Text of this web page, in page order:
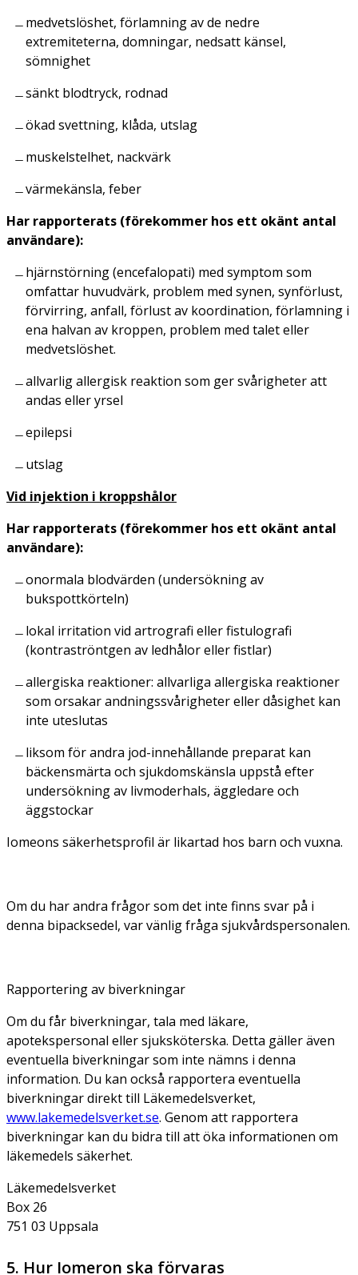
medvetslöshet, förlamning av de nedre
extremiteterna, domningar, nedsatt känsel,
sömnighet
sänkt blodtryck, rodnad
ökad svettning, klåda, utslag
muskelstelhet, nackvärk
värmekänsla, feber
Har rapporterats (förekommer hos ett okänt antal
användare):
hjärnstörning (encefalopati) med symptom som
omfattar huvudvärk, problem med synen, synförlust,
förvirring, anfall, förlust av koordination, förlamning i
ena halvan av kroppen, problem med talet eller
medvetslöshet.
allvarlig allergisk reaktion som ger svårigheter att
andas eller yrsel
epilepsi
utslag
Vid injektion i kroppshålor
Har rapporterats (förekommer hos ett okänt antal
användare):
onormala blodvärden (undersökning av
bukspottkörteln)
lokal irritation vid artrografi eller fistulografi
(kontraströntgen av ledhålor eller fistlar)
allergiska reaktioner: allvarliga allergiska reaktioner
som orsakar andningssvårigheter eller dåsighet kan
inte uteslutas
liksom för andra jod-innehållande preparat kan
bäckensmärta och sjukdomskänsla uppstå efter
undersökning av livmoderhals, äggledare och
äggstockar
Iomeons säkerhetsprofil är likartad hos barn och vuxna.
Om du har andra frågor som det inte finns svar på i
denna bipacksedel, var vänlig fråga sjukvårdspersonalen.
Rapportering av biverkningar
Om du får biverkningar, tala med läkare,
apotekspersonal eller sjuksköterska. Detta gäller även
eventuella biverkningar som inte nämns i denna
information. Du kan också rapportera eventuella
biverkningar direkt till Läkemedelsverket,
www.lakemedelsverket.se. Genom att rapportera
biverkningar kan du bidra till att öka informationen om
läkemedels säkerhet.
Läkemedelsverket
Box 26
751 03 Uppsala
5. Hur Iomeron ska förvaras